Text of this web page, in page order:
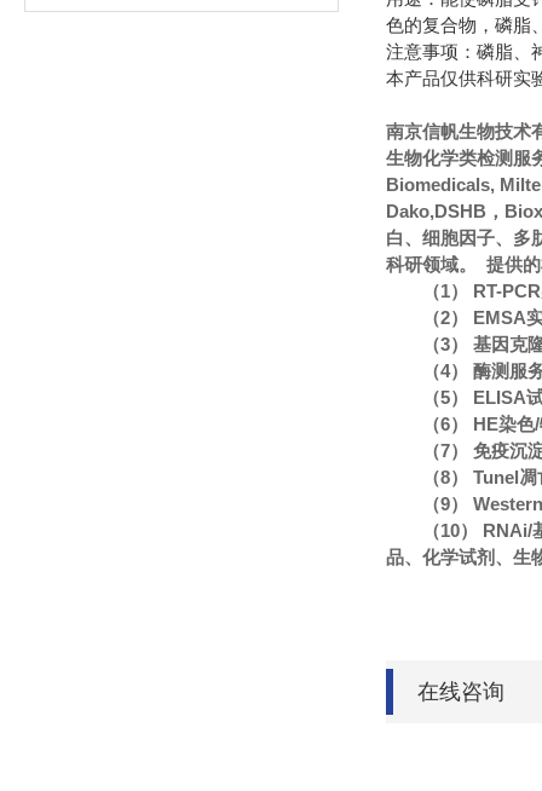
色的复合物，磷脂
注意事项：磷脂、
本产品仅供科研实
南京信帆生物技术
生物化学类检测服
Biomedicals,
Dako,DSHB，
白、细胞因子、多
科研领域。 提供
（1） RT-
（2） EMSA
（3） 基因克
（4） 酶测服
（5） ELISA
（6） HE染
（7） 免疫沉
（8） Tunel
（9）
（10）
品、化学试剂、生
在线咨询